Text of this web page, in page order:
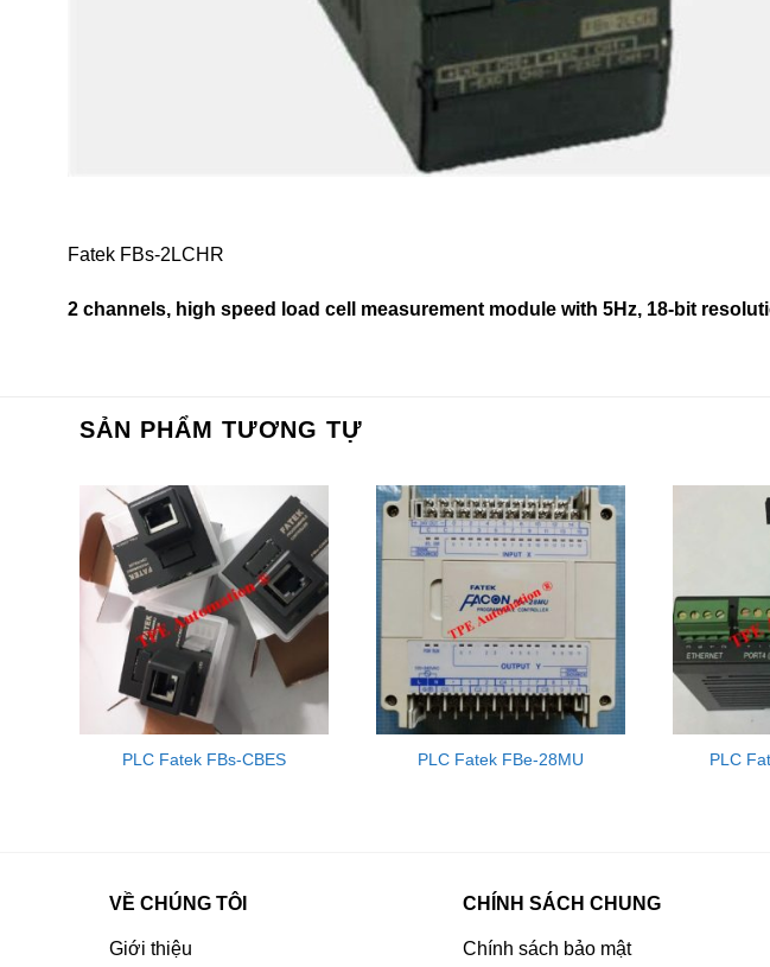
Fatek FBs-2LCHR
2 channels, high speed load cell measurement module with 5Hz, 18-bit
SẢN PHẨM TƯƠNG TỰ
PLC Fatek FBs-CBES PLC Fatek FBe-28MU PLC
VỀ CHÚNG TÔI
Giới thiệu
CHÍNH SÁCH CHUNG
Chính sách bảo mật